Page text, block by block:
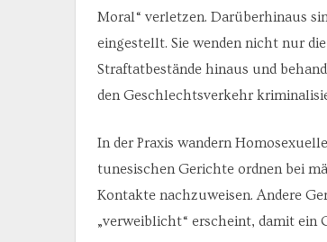
Moral“ verletzen. Darüberhinaus
eingestellt. Sie wenden nicht nur
Straftatbestände hinaus und
den Geschlechtsverkehr
In der Praxis wandern
tunesischen Gerichte ordnen bei
Kontakte nachzuweisen. Andere
„verweiblicht“ erscheint, damit ein